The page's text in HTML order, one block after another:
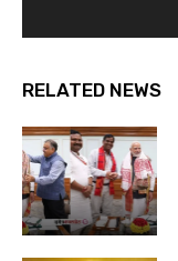
RELATED NEWS